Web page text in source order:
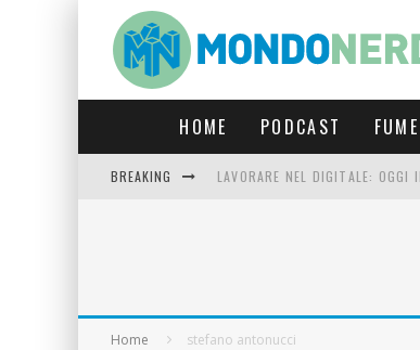
HOME PODCAST
BREAKING LAVORARE NEL DIGITALE:
Home stefano antonucci